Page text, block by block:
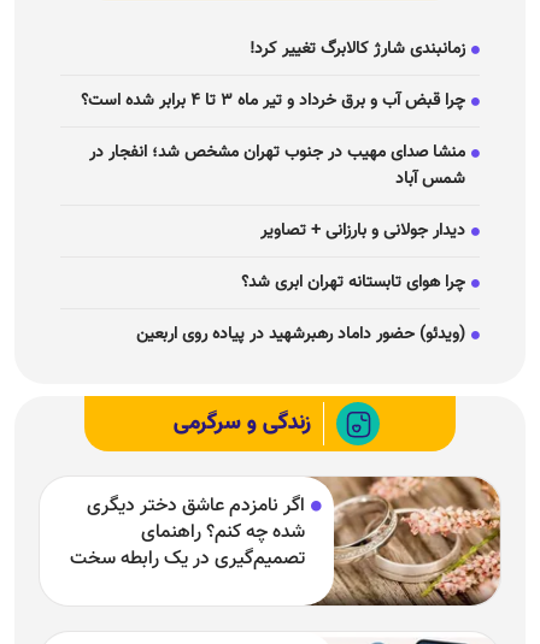
زمانبندی شارژ کالابرگ تغییر کرد!
چرا قبض آب و برق خرداد و تیر ماه ۳ تا ۴ برابر شده است؟
منشا صدای مهیب در جنوب تهران مشخص شد؛ انفجار در
شمس آباد
دیدار جولانی و بارزانی + تصاویر
چرا هوای تابستانه تهران ابری شد؟
(ویدئو) حضور داماد رهبرشهید در پیاده روی اربعین
زندگی و سرگرمی
اگر نامزدم عاشق دختر دیگری
شده چه کنم؟ راهنمای
تصمیم‌گیری در یک رابطه سخت